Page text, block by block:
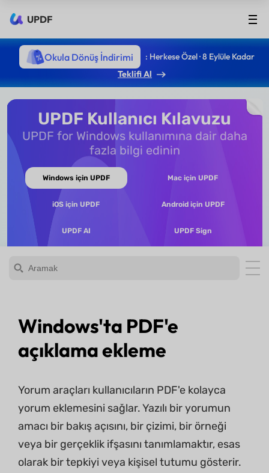
UPDF
Okula Dönüş İndirimi
: Herkese Özel · 8 Eylüle Kadar
Teklifi Al
UPDF Kullanıcı Kılavuzu
UPDF for Windows kullanımına dair daha
fazla bilgi edinin
Windows için UPDF Mac için UPDF
iOS için UPDF Android için UPDF
UPDF AI UPDF Sign
Windows'ta PDF'e
açıklama ekleme
Yorum araçları kullanıcıların PDF'e kolayca
yorum eklemesini sağlar. Yazılı bir yorumun
amacı bir bakış açısını, bir çizimi, bir örneği
veya bir gerçeklik ifşasını tanımlamaktır, esas
olarak bir tepkiyi veya kişisel tutumu gösterir.